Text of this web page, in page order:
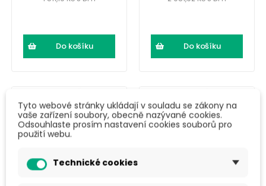
Do košíku Do košíku
Tyto webové stránky ukládají v souladu se zákony na
vaše zařízení soubory, obecně nazývané cookies.
Odsouhlaste prosím nastavení cookies souborů pro
použití webu.
Technické cookies